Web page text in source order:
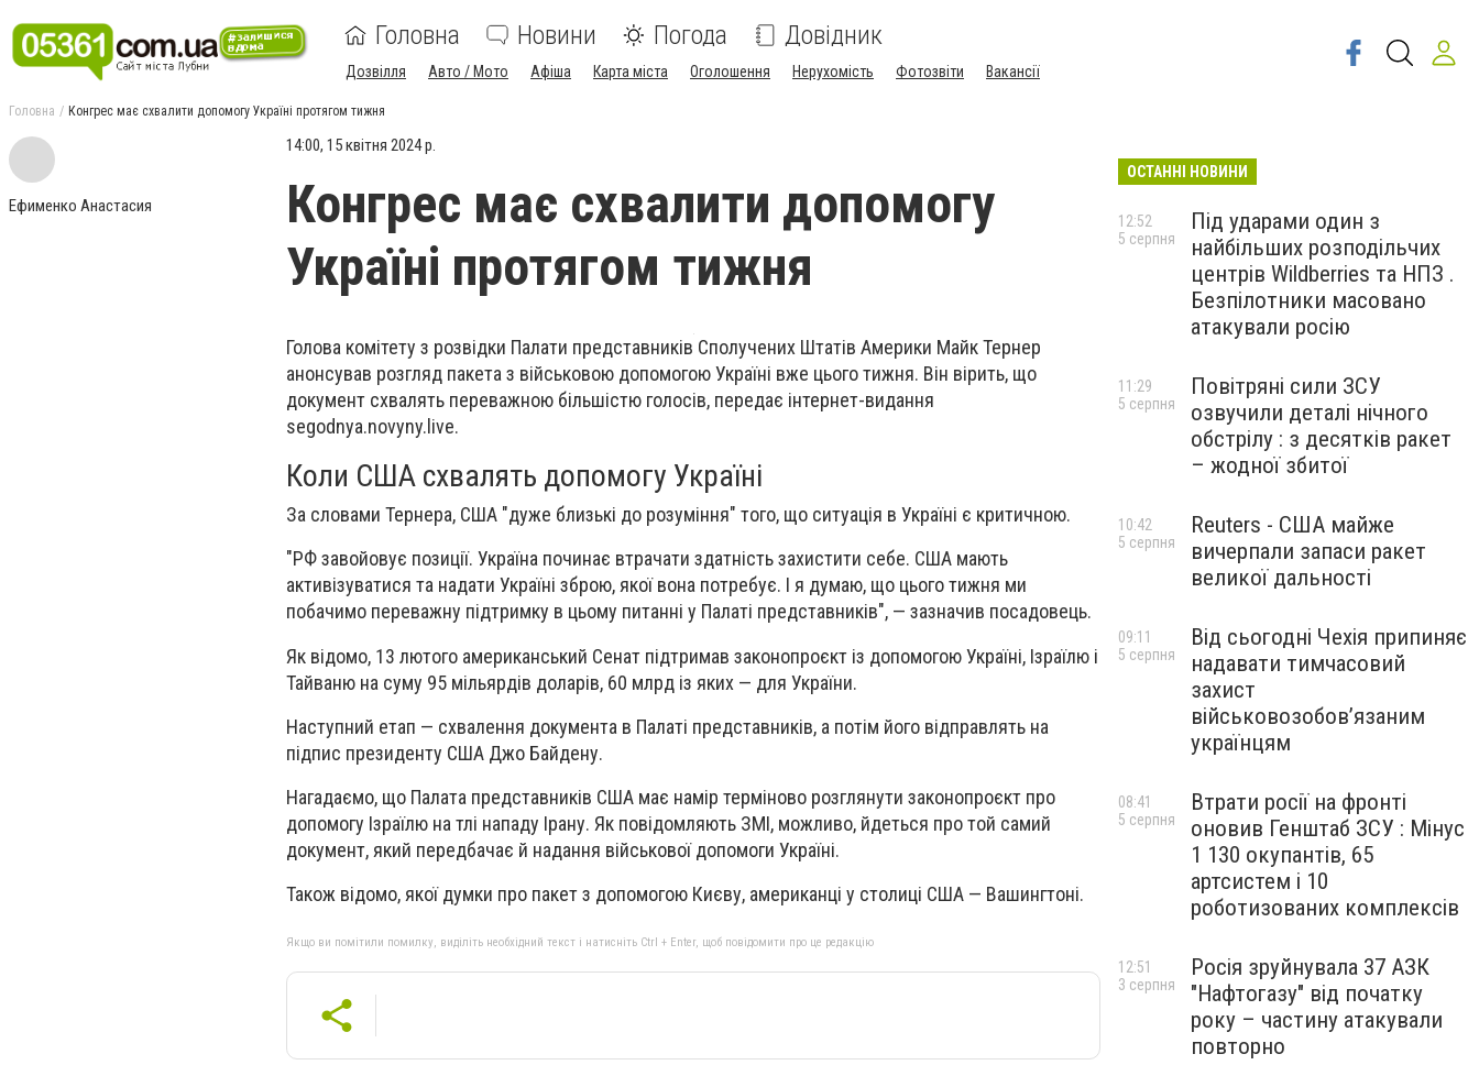
Головна Новини Погода Довідник
Дозвілля Авто / Мото Афіша Карта міста Оголошення Нерухомість Фотозвіти Вакансії
Головна Конгрес має схвалити допомогу Україні протягом тижня
Ефименко Анастасия
14:00, 15 квітня 2024 р.
Конгрес має схвалити допомогу
Україні протягом тижня
Голова комітету з розвідки Палати представників Сполучених Штатів Америки Майк Тернер
анонсував розгляд пакета з військовою допомогоюУкраїні вже цього тижня. Він вірить, що
документ схвалять переважною більшістю голосів, передає інтернет-видання
segodnya.novyny.live.
Коли США схвалять допомогу Україні
За словами Тернера, США "дуже близькі до розуміння" того, що ситуація в Україні є критичною.
"РФ завойовує позиції. Україна починає втрачати здатність захистити себе. США мають
активізуватися та надати Україні зброю, якої вона потребує. І я думаю, що цього тижня ми
побачимо переважну підтримку в цьому питанні у Палаті представників", — зазначив посадовець.
Як відомо, 13 лютого американський Сенат підтримав законопроєкт із допомогою Україні, Ізраїлю і
Тайваню на суму 95 мільярдів доларів, 60 млрд із яких — для України.
Наступний етап — схвалення документа в Палаті представників, а потім його відправлять на
підпис президенту США Джо Байдену.
Нагадаємо, що Палата представників США має намір терміново розглянути законопроєкт про
допомогу Ізраїлю на тлі нападу Ірану. Як повідомляють ЗМІ, можливо, йдеться про той самий
документ, який передбачає й надання військової допомоги Україні.
Також відомо, якої думки про пакет з допомогою Києву, американці у столиці США — Вашингтоні.
Якщо ви помітили помилку, виділіть необхідний текст і натисніть Ctrl + Enter, щоб повідомити про це редакцію
ОСТАННІ НОВИНИ
Під ударами один з
найбільших розподільчих
центрів Wildberries та НПЗ .
Безпілотники масовано
атакували росію
12:52
5 серпня
Повітряні сили ЗСУ
озвучили деталі нічного
обстрілу : з десятків ракет
– жодної збитої
11:29
5 серпня
Reuters - США майже
вичерпали запаси ракет
великої дальності
10:42
5 серпня
Від сьогодні Чехія припиняє
надавати тимчасовий
захист
військовозобов’язаним
українцям
09:11
5 серпня
Втрати росії на фронті
оновив Генштаб ЗСУ : Мінус
1 130 окупантів, 65
артсистем і 10
роботизованих комплексів
08:41
5 серпня
Росія зруйнувала 37 АЗК
"Нафтогазу" від початку
року – частину атакували
повторно
12:51
3 серпня